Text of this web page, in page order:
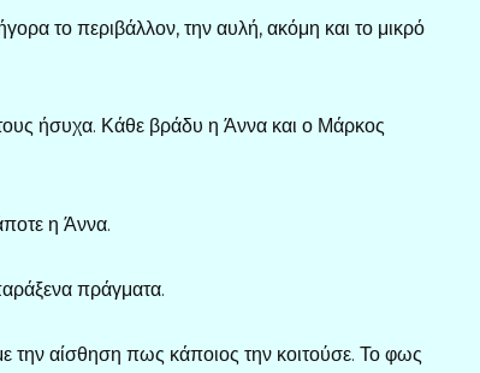
το περιβάλλον, την αυλή, ακόμη και το μικρό
ήσυχα. Κάθε βράδυ η Άννα και ο Μάρκος
η Άννα.
πράγματα.
αίσθηση πως κάποιος την κοιτούσε. Το φως